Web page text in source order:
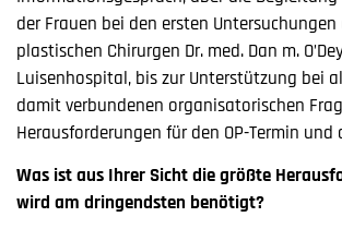
der Frauen bei den ersten
plastischen Chirurgen Dr. med. Dan m.
Luisenhospital, bis zur Unterstützung bei
damit verbundenen organisatorischen
Herausforderungen für den OP-Termin und
Was ist aus Ihrer Sicht die größte
wird am dringendsten benötigt?